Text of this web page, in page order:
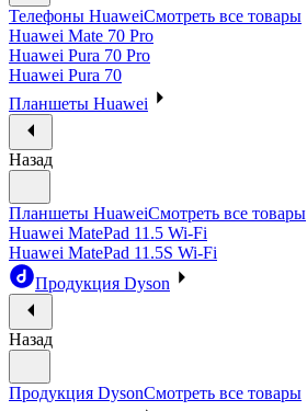
Телефоны HuaweiСмотреть все товары
Huawei Mate 70 Pro
Huawei Pura 70 Pro
Huawei Pura 70
Планшеты Huawei
Назад
Планшеты HuaweiСмотреть все товары
Huawei MatePad 11.5 Wi-Fi
Huawei MatePad 11.5S Wi-Fi
Продукция Dyson
Назад
Продукция DysonСмотреть все товары